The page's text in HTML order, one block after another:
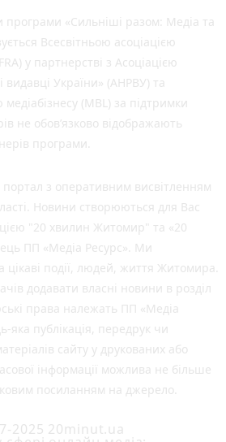
програми «Сильніші разом: Медіа та
Всесвітньою асоціацією
у партнерстві з Асоціацією
видавці України» (АНРВУ) та
(MBL) за підтримки
не обов’язково відображають
програми.
з оперативним висвітленням
Новини створюються для Вас
"20 хвилин Житомир" та «20
ПП «Медіа Ресурс». Ми
цікаві події, людей, життя Житомира.
додавати власні новини в розділ
права належать ПП «Медіа
яка публiкацiя, передрук чи
сайту у друкованих або
інформації можлива не більше
посиланням на джерело.
2025 20minut.ua